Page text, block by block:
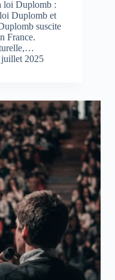
loi Duplomb :
Duplomb et
suscite
France.
2025